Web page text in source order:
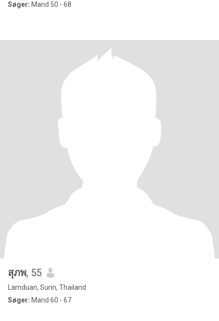
Søger: Mand 50 - 68
สุภพ, 55
Lamduan, Surin, Thailand
Søger: Mand 60 - 67